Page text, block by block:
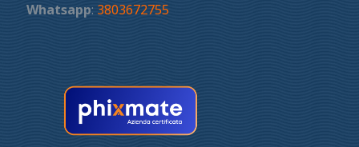
Whatsapp: 3803672755